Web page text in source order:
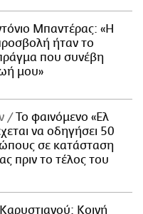
Μπαντέρας: «Η
ήταν το
που συνέβη
μου»
Το φαινόμενο «Ελ
να οδηγήσει 50
σε κατάσταση
πριν το τέλος του
Κοινή